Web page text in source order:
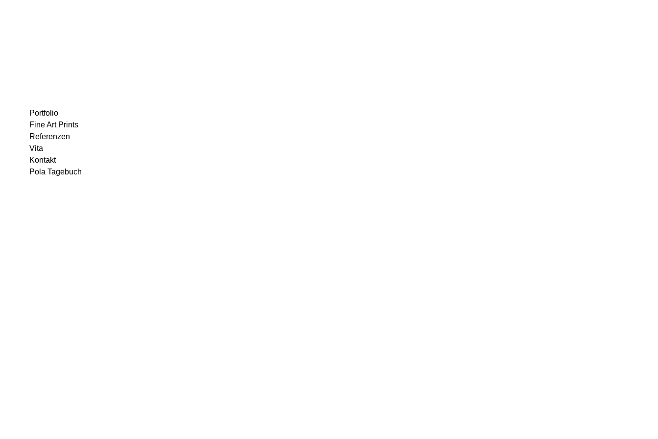
Portfolio
Fine Art Prints
Referenzen
Vita
Kontakt
Pola Tagebuch